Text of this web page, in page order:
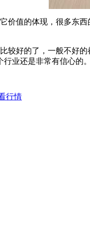
价值的体现，很多东
较好的了，一般不好
业还是非常有信心的。
行情